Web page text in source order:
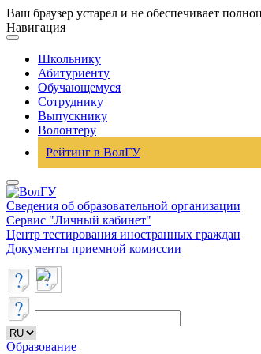
Ваш браузер устарел и не обеспечивает
Навигация
Школьнику
Абитуриенту
Обучающемуся
Сотруднику
Выпускнику
Волонтеру
Рейтинг в ВолГУ
Сведения об образовательной организации
Сервис "Личный кабинет"
Центр тестирования иностранных граждан
Документы приемной комиссии
Образование